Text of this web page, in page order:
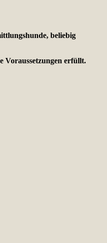
beliebig
Voraussetzungen erfüllt.